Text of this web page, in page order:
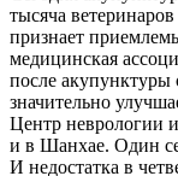
тысяча
признает
медицинская
после акупунктуры
значительно
Центр неврологии
и в Шанхае. Один
И недостатка в